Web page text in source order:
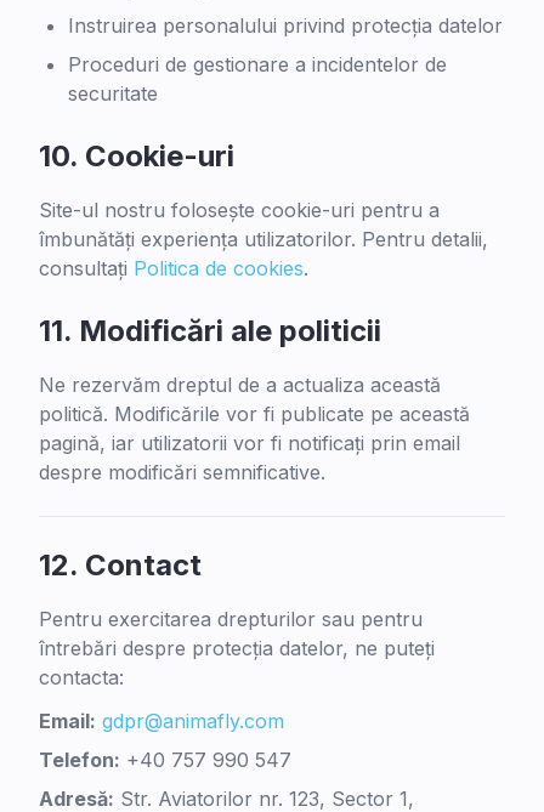
Instruirea personalului privind protecția datelor
Proceduri de gestionare a incidentelor de
securitate
10. Cookie-uri
Site-ul nostru folosește cookie-uri pentru a
îmbunătăți experiența utilizatorilor. Pentru detalii,
consultați Politica de cookies.
11. Modificări ale politicii
Ne rezervăm dreptul de a actualiza această
politică. Modificările vor fi publicate pe această
pagină, iar utilizatorii vor fi notificați prin email
despre modificări semnificative.
12. Contact
Pentru exercitarea drepturilor sau pentru
întrebări despre protecția datelor, ne puteți
contacta:
Email: gdpr@animafly.com
Telefon: +40 757 990 547
Adresă: Str. Aviatorilor nr. 123, Sector 1,